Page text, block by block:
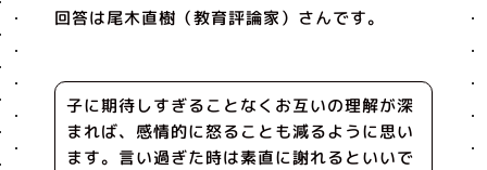
回答は尾木直樹（教育評論家）さんです。
子に期待しすぎることなくお互いの理解が深
まれば、感情的に怒ることも減るように思い
ます。言い過ぎた時は素直に謝れるといいで